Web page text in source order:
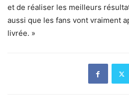
et de réaliser les meilleurs
aussi que les fans vont vraiment
livrée. »